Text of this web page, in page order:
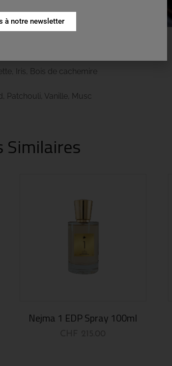
Iris, Bois de cachemire
Patchouli, Vanille, Musc
Similaires
Nejma 1 EDP Spray 100ml
à notre newsletter